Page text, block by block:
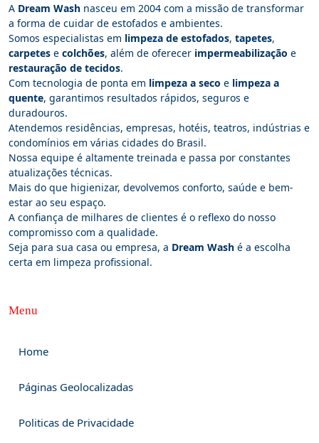
A Dream Wash nasceu em 2004 com a missão de transformar
a forma de cuidar de estofados e ambientes.
Somos especialistas em limpeza de estofados, tapetes,
carpetes e colchões, além de oferecer impermeabilização e
restauração de tecidos.
Com tecnologia de ponta em limpeza a seco e limpeza a
quente, garantimos resultados rápidos, seguros e
duradouros.
Atendemos residências, empresas, hotéis, teatros, indústrias e
condomínios em várias cidades do Brasil.
Nossa equipe é altamente treinada e passa por constantes
atualizações técnicas.
Mais do que higienizar, devolvemos conforto, saúde e bem-
estar ao seu espaço.
A confiança de milhares de clientes é o reflexo do nosso
compromisso com a qualidade.
Seja para sua casa ou empresa, a Dream Wash é a escolha
certa em limpeza profissional.
Menu
Home
Páginas Geolocalizadas
Politicas de Privacidade